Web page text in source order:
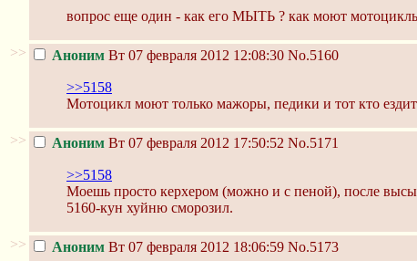
вопрос еще один - как его МЫТЬ ? как моют
>> Аноним Вт 07 февраля 2012 12:08:30 No.5160
>>5158
Мотоцикл моют только мажоры, педики и тот кто ездит
>> Аноним Вт 07 февраля 2012 17:50:52 No.5171
>>5158
Моешь просто керхером (можно и с пеной), после
5160-кун хуйню сморозил.
>> Аноним Вт 07 февраля 2012 18:06:59 No.5173